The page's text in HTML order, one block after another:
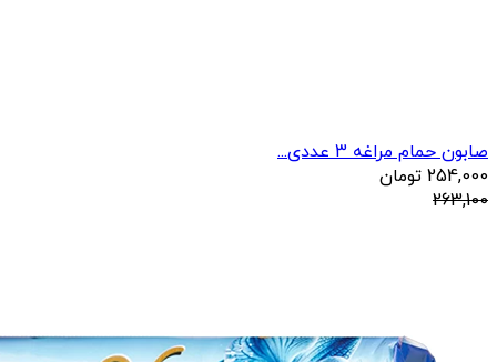
صابون حمام مراغه 3 عددی...
254,000 تومان
263,100